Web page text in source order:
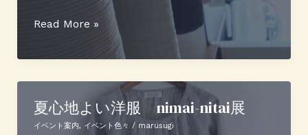
ま
（好
評
に
つ
ま
間
に
合
う
Read More »
夏心地よい洋服 nimai-nitai展
イベント案内, イベント色々 /marusugi